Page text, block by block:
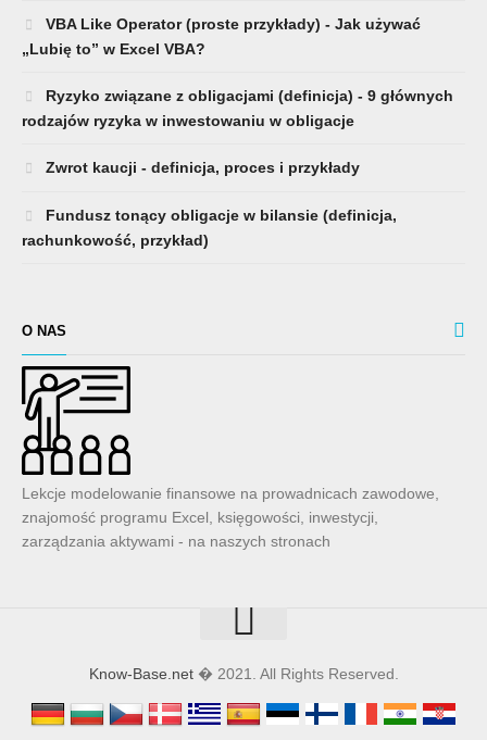
VBA Like Operator (proste przykłady) - Jak używać
„Lubię to” w Excel VBA?
Ryzyko związane z obligacjami (definicja) - 9 głównych
rodzajów ryzyka w inwestowaniu w obligacje
Zwrot kaucji - definicja, proces i przykłady
Fundusz tonący obligacje w bilansie (definicja,
rachunkowość, przykład)
O NAS
Lekcje modelowanie finansowe na prowadnicach zawodowe,
znajomość programu Excel, księgowości, inwestycji,
zarządzania aktywami - na naszych stronach
Know-Base.net� 2021. All Rights Reserved.